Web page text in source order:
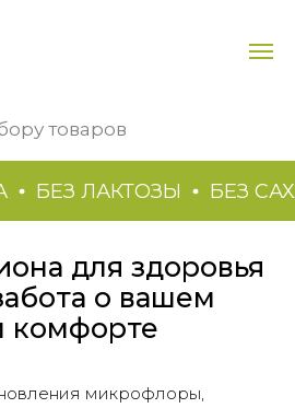
товаров
БЕЗ ЛАКТОЗЫ БЕЗ
для здоровья
о вашем
комфорте
микрофлоры,